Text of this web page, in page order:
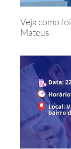
Veja como
Mateus